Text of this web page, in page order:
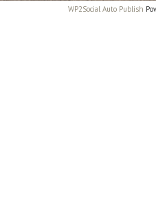
WP2Social Auto Publish